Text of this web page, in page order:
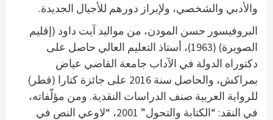
والأدبي والشخصي، ولإبراز دورهم للأجيال الجديدة.
البروفيسور حسن المودن، من مواليد آيت داود (إقليم
الصويرة) (1963)، أستاذ التعليم العالي حاصل على
دكتوراه الدولة في الآداب جامعة القاضي عياض
بمراكش، والحاصل سنة 2016 على جائزة كتارا (قطر)
للرواية العربية صنف الدراسات النقدية. ومن مؤلّفاته،
في النقد: “الكتابة والتحول” 2001، “لاوعي النص في